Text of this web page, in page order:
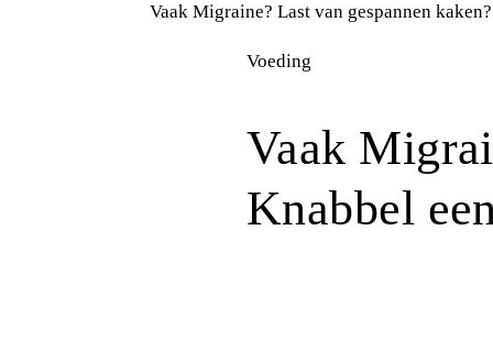
Vaak Migraine? Last van gespannen
Voeding
Vaak
Knabbel